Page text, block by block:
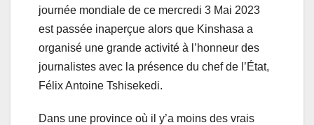
journée mondiale de ce mercredi 3 Mai 2023
est passée inaperçue alors que Kinshasa a
organisé une grande activité à l’honneur des
journalistes avec la présence du chef de l’État,
Félix Antoine Tshisekedi.
Dans une province où il y’a moins des vrais